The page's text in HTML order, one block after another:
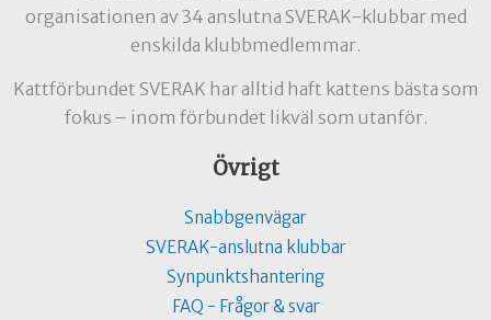
organisationen av 34 anslutna SVERAK-klubbar med
enskilda klubbmedlemmar.
Kattförbundet SVERAK har alltid haft kattens bästa som
fokus – inom förbundet likväl som utanför.
Övrigt
Snabbgenvägar
SVERAK-anslutna klubbar
Synpunktshantering
FAQ - Frågor & svar